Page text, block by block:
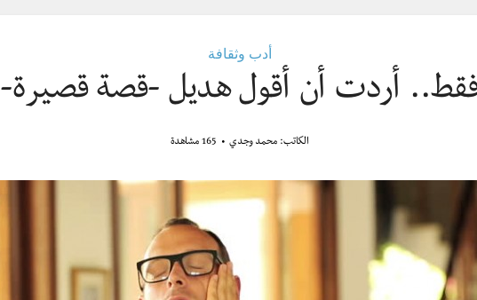
أدب وثقافة
أردت أن أقول هديل -قصة قصيرة-
الكاتب: محمد وجدي 165 مشاهدة